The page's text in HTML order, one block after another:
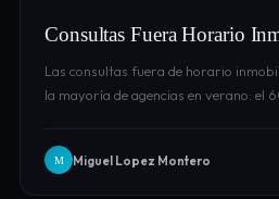
Consultas Fuera Horario
Las consultas fuera de horario
la mayoría de agencias en verano: el
M Miguel Lopez Montero